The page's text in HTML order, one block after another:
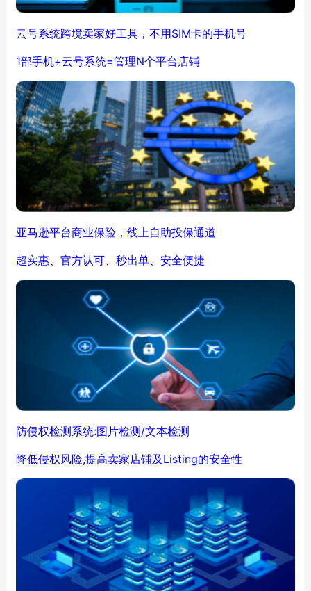
云号系统跨境卖家好工具，不用SIM卡的手机号
1部手机+云号系统=管理N个平台店铺
亚马逊平台商业保险，线上自助投保通道
超实惠、官方认可、秒出单、安全便捷
防侵权检测系统:图片检测/文本检测
降低侵权风险,提高卖家店铺及Listing的安全性